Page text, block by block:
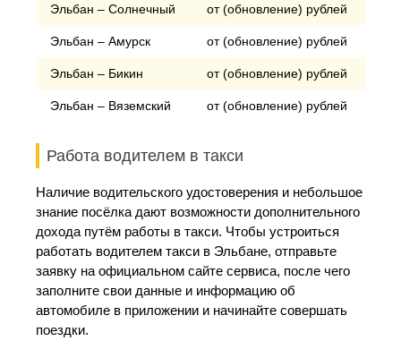
Эльбан – Солнечный от (обновление) рублей
Эльбан – Амурск от (обновление) рублей
Эльбан – Бикин от (обновление) рублей
Эльбан – Вяземский от (обновление) рублей
Работа водителем в такси
Наличие водительского удостоверения и небольшое
знание посёлка дают возможности дополнительного
дохода путём работы в такси. Чтобы устроиться
работать водителем такси в Эльбане, отправьте
заявку на официальном сайте сервиса, после чего
заполните свои данные и информацию об
автомобиле в приложении и начинайте совершать
поездки.